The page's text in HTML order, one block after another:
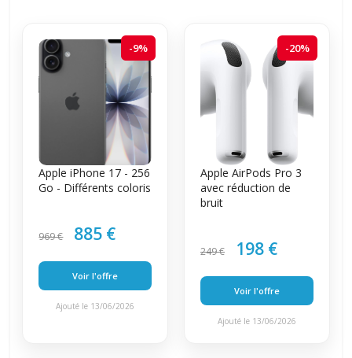
-9%
Apple iPhone 17 - 256
Go - Différents coloris
969 € 885 €
Voir l'offre
Ajouté le 13/06/2026
-20%
Apple AirPods Pro 3
avec réduction de
bruit
249 € 198 €
Voir l'offre
Ajouté le 13/06/2026